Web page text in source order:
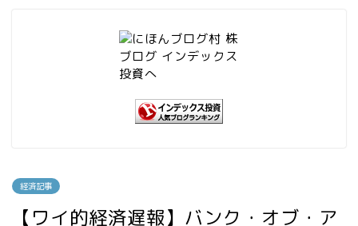
経済記事
【ワイ的経済遅報】バンク・オブ・ア